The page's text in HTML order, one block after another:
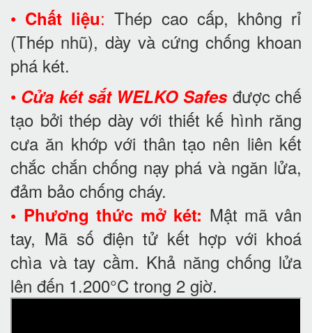
• Chất liệu: Thép cao cấp, không rỉ
(Thép nhũ), dày và cứng chống khoan
phá két.
• Cửa két sắt WELKO Safesđược chế
tạo bởi thép dày với thiết kế hình răng
cưa ăn khớp với thân tạo nên liên kết
chắc chắn chống nạy phá và ngăn lửa,
đảm bảo chống cháy.
• Phương thức mở két: Mật mã vân
tay, Mã số điện tử kết hợp với khoá
chìa và tay cầm. Khả năng chống lửa
lên đến 1.200°C trong 2 giờ.